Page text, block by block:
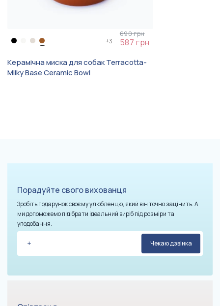
+3
690 грн
587 грн
Керамічна миска для собак Terracotta-
Milky Base Ceramic Bowl
Порадуйте свого вихованця
Зробіть подарунок своєму улюбленцю, який він точно зацінить. А
ми допоможемо підібрати ідеальний виріб під розміри та
уподобання.